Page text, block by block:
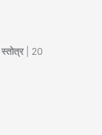
| 20